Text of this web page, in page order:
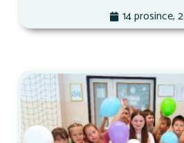
14 prosince,